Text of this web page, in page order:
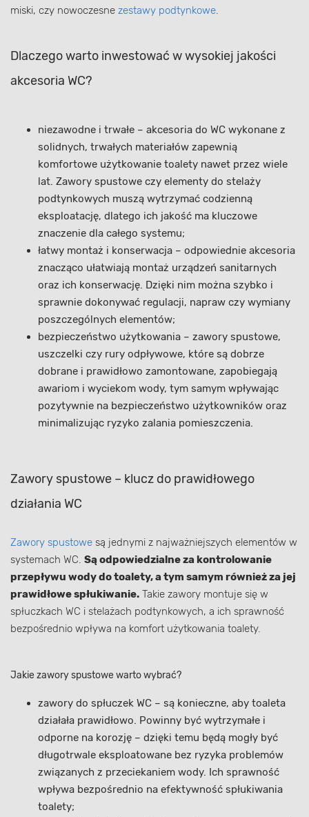
miski, czy nowoczesne zestawy podtynkowe.
Dlaczego warto inwestować w wysokiej jakości
akcesoria WC?
niezawodne i trwałe – akcesoria do WC wykonane z
solidnych, trwałych materiałów zapewnią
komfortowe użytkowanie toalety nawet przez wiele
lat. Zawory spustowe czy elementy do stelaży
podtynkowych muszą wytrzymać codzienną
eksploatację, dlatego ich jakość ma kluczowe
znaczenie dla całego systemu;
łatwy montaż i konserwacja – odpowiednie akcesoria
znacząco ułatwiają montaż urządzeń sanitarnych
oraz ich konserwację. Dzięki nim można szybko i
sprawnie dokonywać regulacji, napraw czy wymiany
poszczególnych elementów;
bezpieczeństwo użytkowania – zawory spustowe,
uszczelki czy rury odpływowe, które są dobrze
dobrane i prawidłowo zamontowane, zapobiegają
awariom i wyciekom wody, tym samym wpływając
pozytywnie na bezpieczeństwo użytkowników oraz
minimalizując ryzyko zalania pomieszczenia.
Zawory spustowe – klucz do prawidłowego
działania WC
Zawory spustowe są jednymi z najważniejszych elementów w
systemach WC. Są odpowiedzialne za kontrolowanie
przepływu wody do toalety, a tym samym również za jej
prawidłowe spłukiwanie. Takie zawory montuje się w
spłuczkach WC i stelażach podtynkowych, a ich sprawność
bezpośrednio wpływa na komfort użytkowania toalety.
Jakie zawory spustowe warto wybrać?
zawory do spłuczek WC – są konieczne, aby toaleta
działała prawidłowo. Powinny być wytrzymałe i
odporne na korozję – dzięki temu będą mogły być
długotrwale eksploatowane bez ryzyka problemów
związanych z przeciekaniem wody. Ich sprawność
wpływa bezpośrednio na efektywność spłukiwania
toalety;